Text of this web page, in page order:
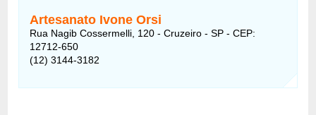
Artesanato Ivone Orsi
Rua Nagib Cossermelli, 120 - Cruzeiro - SP - CEP:
12712-650
(12) 3144-3182